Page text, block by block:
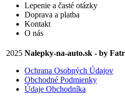
stránke
produktu.
Lepenie a časté otázky
Doprava a platba
Kontakt
O nás
2025 Nalepky-na-auto.sk - by
Ochrana Osobných Údajov
Obchodné Podmienky
Údaje Obchodníka